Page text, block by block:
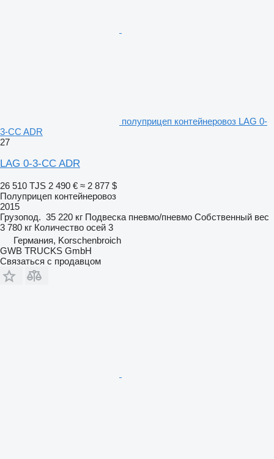
полуприцеп контейнеровоз LAG 0-
3-CC ADR
27
LAG 0-3-CC ADR
26 510 TJS 2 490 € ≈ 2 877 $
Полуприцеп контейнеровоз
2015
Грузопод. 35 220 кг Подвеска пневмо/пневмо Собственный вес
3 780 кг Количество осей 3
Германия, Korschenbroich
GWB TRUCKS GmbH
Связаться с продавцом